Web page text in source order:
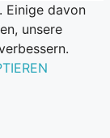
Einige davon
unsere